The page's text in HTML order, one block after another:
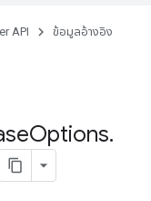
API ข้อมูลอ้างอิง
Options.